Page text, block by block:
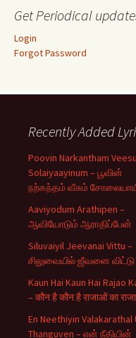
Get Periodical
Login
Forgot Password
Recently Added
Poovin Narkantham
Solaiyaayinum – பூவின்
நற்கந்தம் வீசும்
Aaviyodum Arathipen –
ஆவியோடும் ஆராதிப்பேன்
Siluvaiyil Jeevanai Vittu –
சிலுவையில் ஜீவனை விட்டு
Kaun Hai Kaun Hai Rajao
– कौन है कौन है राजाओं का
En Neethiyin Valakarathal
Thanguven – என் நீதியின்